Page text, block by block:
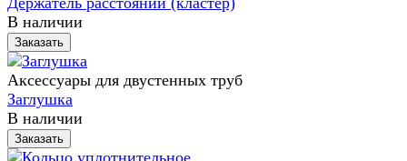
В наличии
Заказать
Аксессуары для двустенных труб
Заглушка
В наличии
Заказать